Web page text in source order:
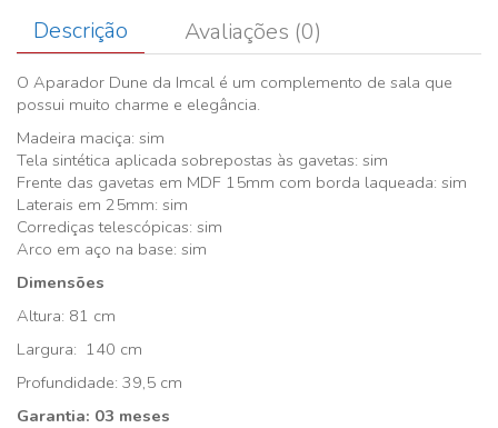
Descrição Avaliações (0)
O Aparador Dune da Imcal é um complemento de sala que
possui muito charme e elegância.
Madeira maciça: sim
Tela sintética aplicada sobrepostas às gavetas: sim
Frente das gavetas em MDF 15mm com borda laqueada: sim
Laterais em 25mm: sim
Corrediças telescópicas: sim
Arco em aço na base: sim
Dimensões
Altura: 81 cm
Largura: 140 cm
Profundidade: 39,5 cm
Garantia: 03 meses